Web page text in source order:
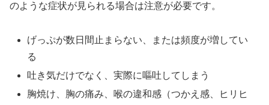
のような症状が見られる場合は注意が必要です。
げっぷが数日間止まらない、または頻度が増してい
る
吐き気だけでなく、実際に嘔吐してしまう
胸焼け、胸の痛み、喉の違和感（つかえ感、ヒリヒ